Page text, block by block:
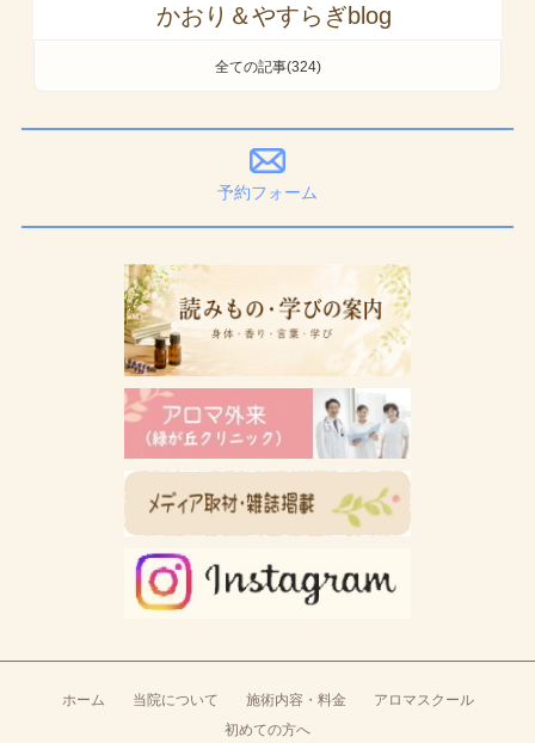
かおり＆やすらぎblog
全ての記事(324)
予約フォーム
ホーム 当院について 施術内容・料金
アロマスクール
初めての方へ